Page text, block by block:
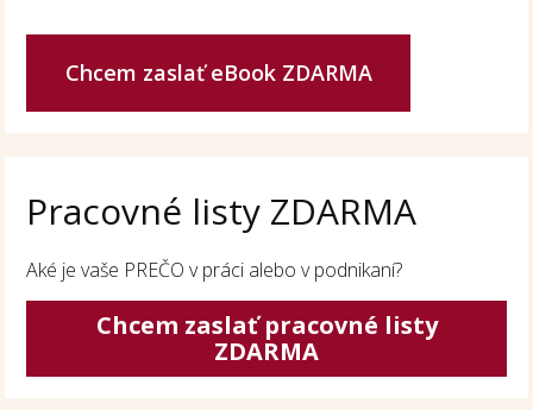
Chcem zaslať eBook ZDARMA
Pracovné listy ZDARMA
Aké je vaše PREČO v práci alebo v podnikaní?
Chcem zaslať pracovné listy
ZDARMA